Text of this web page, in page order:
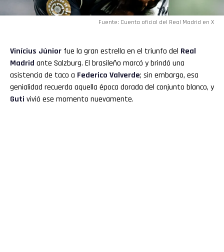
Fuente: Cuenta oficial del Real Madrid en X
Vinícius Júnior fue la gran estrella en el triunfo del Real
Madrid ante Salzburg. El brasileño marcó y brindó una
asistencia de taco a Federico Valverde; sin embargo, esa
genialidad recuerda aquella época dorada del conjunto blanco, y
Guti vivió ese momento nuevamente.
Pinterest
Email